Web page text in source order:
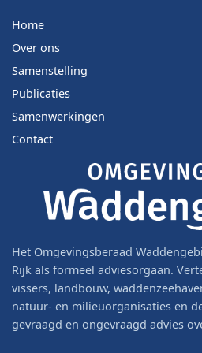
Home
Over ons
Samenstelling
Publicaties
Samenwerkingen
Contact
Het Omgevingsberaad
Rijk als formeel adviesorgaan.
vissers, landbouw,
natuur- en milieuorganisaties en
gevraagd en ongevraagd advies